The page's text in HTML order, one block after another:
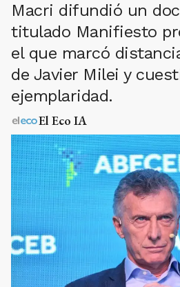
Macri difundió un
titulado Manifiesto
el que marcó
de Javier Milei y
ejemplaridad.
El Eco IA